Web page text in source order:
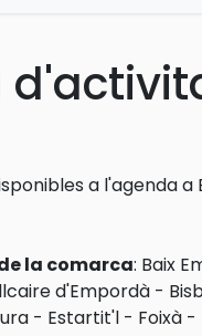
a l'agenda a
la comarca: Baix
d'Empordà -
- Estartit'l - Foixà -